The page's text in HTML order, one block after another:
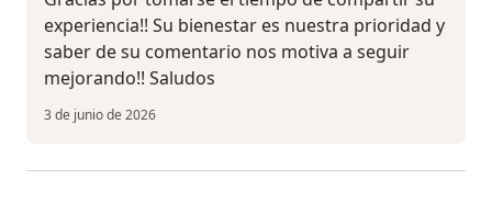
experiencia!! Su bienestar es nuestra prioridad y
saber de su comentario nos motiva a seguir
mejorando!! Saludos
3 de junio de 2026